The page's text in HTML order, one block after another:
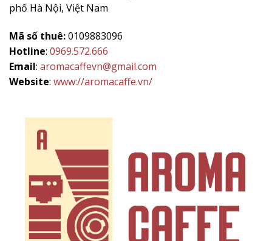
phố Hà Nội, Việt Nam
Mã số thuê:0109883096
Hotline: 0969.572.666
Email: aromacaffevn@gmail.com
Website: www://aromacaffe.vn/